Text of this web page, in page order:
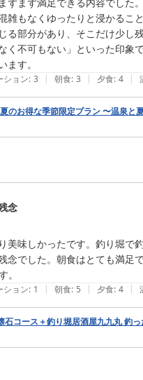
雑もなくゆったりと浸かる
部分があり、そこだけ少し残
く不可もない」といった印
ます。
ション: 3 | 朝食: 3 | 夕食: 4 |
のお得な季節限定プラン 〜温泉
念
美味しかったです。釣り堀
念でした。朝食はとても満足
ション: 1 | 朝食: 5 | 夕食: 4 |
石コース＋釣り堀居酒屋九九丸 釣